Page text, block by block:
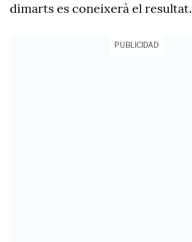
dimarts es coneixerà el resultat.
PUBLICIDAD